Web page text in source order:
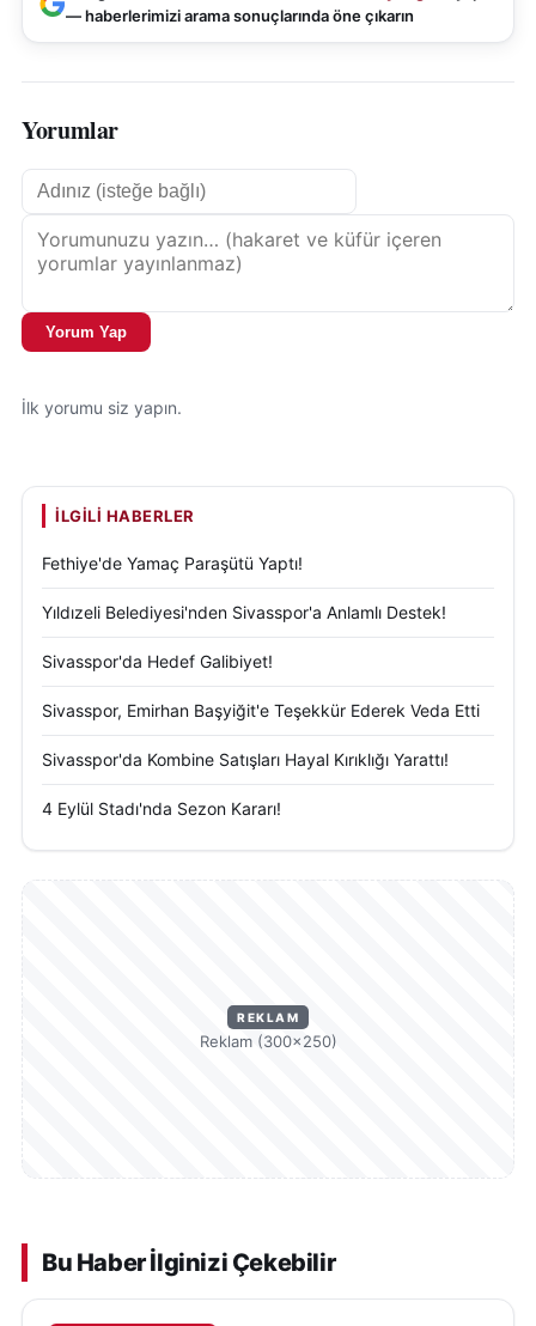
— haberlerimizi arama sonuçlarında öne çıkarın
Yorumlar
Yorum Yap
İlk yorumu siz yapın.
İLGILI HABERLER
Fethiye'de Yamaç Paraşütü Yaptı!
Yıldızeli Belediyesi'nden Sivasspor'a Anlamlı Destek!
Sivasspor'da Hedef Galibiyet!
Sivasspor, Emirhan Başyiğit'e Teşekkür Ederek Veda Etti
Sivasspor'da Kombine Satışları Hayal Kırıklığı Yarattı!
4 Eylül Stadı'nda Sezon Kararı!
REKLAM
Reklam (300×250)
Bu Haber İlginizi Çekebilir